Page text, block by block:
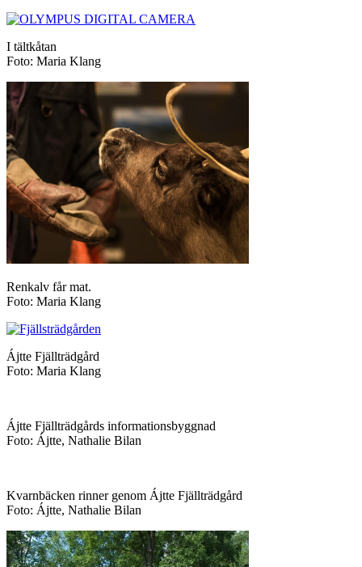
I tältkåtan
Foto: Maria Klang
Renkalv får mat.
Foto: Maria Klang
Ájtte Fjällträdgård
Foto: Maria Klang
Ájtte Fjällträdgårds informationsbyggnad
Foto: Ájtte, Nathalie Bilan
Kvarnbäcken rinner genom Ájtte Fjällträdgård
Foto: Ájtte, Nathalie Bilan